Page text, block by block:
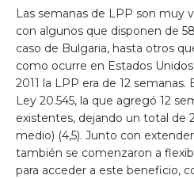
Las semanas de LPP son muy
con algunos que disponen de
caso de Bulgaria, hasta otros
como ocurre en Estados
2011 la LPP era de 12 semanas.
Ley 20.545, la que agregó 12
existentes, dejando un total de
medio) (4,5). Junto con
también se comenzaron a
para acceder a este beneficio,